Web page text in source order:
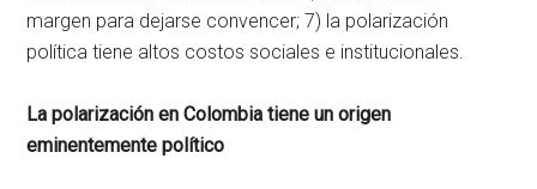
margen para dejarse convencer; 7) la polarización
política tiene altos costos sociales e institucionales.
La polarización en Colombia tiene un origen
eminentemente político